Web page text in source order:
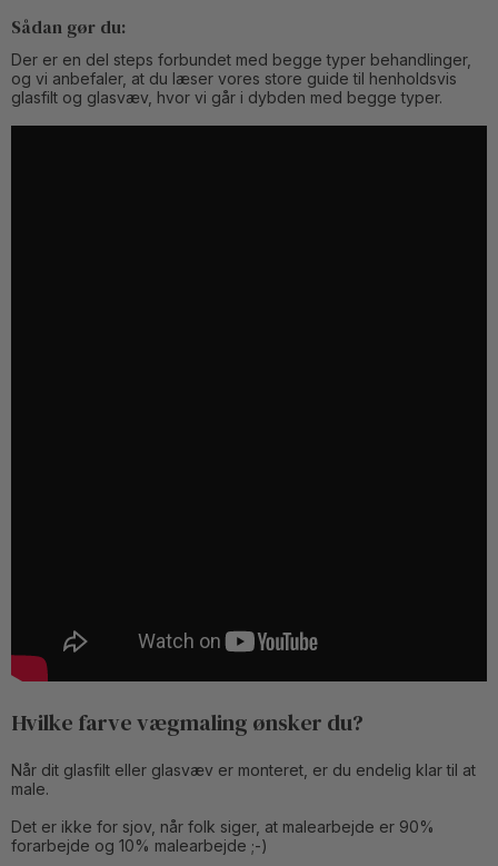
Sådan gør du:
Der er en del steps forbundet med begge typer behandlinger,
og vi anbefaler, at du læser vores store guide til henholdsvis
glasfilt og glasvæv, hvor vi går i dybden med begge typer.
Hvilke farve vægmaling ønsker du?
Når dit glasfilt eller glasvæv er monteret, er du endelig klar til at
male.
Det er ikke for sjov, når folk siger, at malearbejde er 90%
forarbejde og 10% malearbejde ;-)